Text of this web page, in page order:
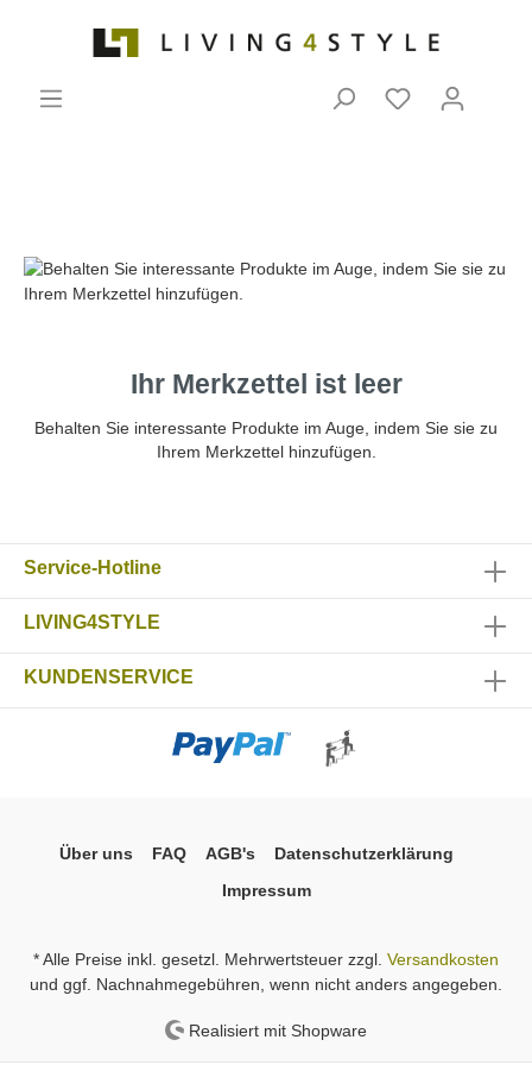
Ihr Merkzettel ist leer
Behalten Sie interessante Produkte im Auge, indem Sie sie zu
Ihrem Merkzettel hinzufügen.
Service-Hotline
LIVING4STYLE
KUNDENSERVICE
Über uns FAQ AGB's
Datenschutzerklärung
Impressum
* Alle Preise inkl. gesetzl. Mehrwertsteuer zzgl. Versandkosten
und ggf. Nachnahmegebühren, wenn nicht anders angegeben.
Realisiert mit Shopware